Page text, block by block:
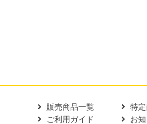
販売商品一覧
ご利用ガイド
特
お